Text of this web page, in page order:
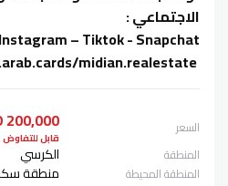
الاجتماعي :
السعر 200,000 JD
قابل للتفاوض
المنطقة الكرسي
المنطقة المحيطة منطقة